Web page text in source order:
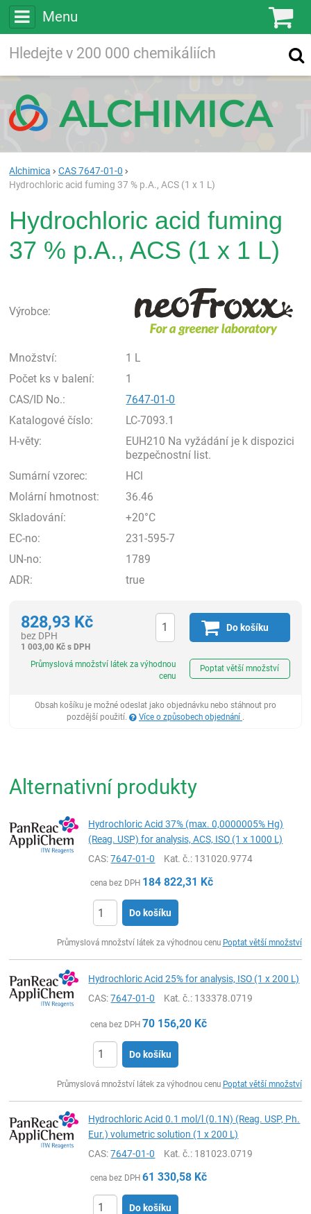
Menu
Vyhledávání
Alchimica
CAS 7647-01-0
Hydrochloric acid fuming 37 % p.A., ACS (1 x 1 L)
Hydrochloric acid fuming
37 % p.A., ACS (1 x 1 L)
Výrobce:
Množství:
1 L
Počet ks v balení:
1
CAS/ID No.:
7647-01-0
Katalogové číslo:
LC-7093.1
H-věty:
EUH210 Na vyžádání je k dispozici
bezpečnostní list.
Sumární vzorec:
HCl
Molární hmotnost:
36.46
Skladování:
+20°C
EC-no:
231-595-7
UN-no:
1789
ADR:
true
828,93 Kč
bez DPH
1 003,00Kč s DPH
Do košíku
Průmyslová množství látek za výhodnou
cenu
Poptat větší množství
Obsah košíku je možné odeslat jako objednávku nebo stáhnout pro
pozdější použití.
Více o způsobech objednání .
Alternativní produkty
Hydrochloric Acid 37% (max. 0,0000005% Hg)
(Reag. USP) for analysis, ACS, ISO (1 x 1000 L)
CAS:7647-01-0 Kat. č.: 131020.9774
cena bez DPH 184 822,31 Kč
Do košíku
Průmyslová množství látek za výhodnou cenu Poptat větší množství
Hydrochloric Acid 25% for analysis, ISO (1 x 200 L)
CAS:7647-01-0 Kat. č.: 133378.0719
cena bez DPH 70 156,20 Kč
Do košíku
Průmyslová množství látek za výhodnou cenu Poptat větší množství
Hydrochloric Acid 0.1 mol/l (0.1N) (Reag. USP, Ph.
Eur.) volumetric solution (1 x 200 L)
CAS:7647-01-0 Kat. č.: 181023.0719
cena bez DPH 61 330,58 Kč
Do košíku